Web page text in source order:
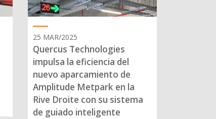
25 MAR/2025
Quercus Technologies
impulsa la eficiencia del
nuevo aparcamiento de
Amplitude Metpark en la
Rive Droite con su sistema
de guiado inteligente